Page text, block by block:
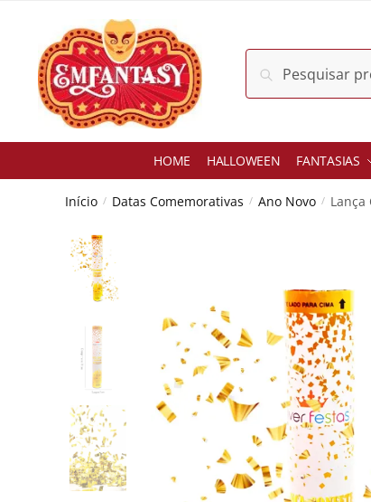
navigation
content
Pesquisar
por:
Pesquisar
HOME HALLOWEEN FANTASIAS
Início / Datas Comemorativas / Ano Novo /